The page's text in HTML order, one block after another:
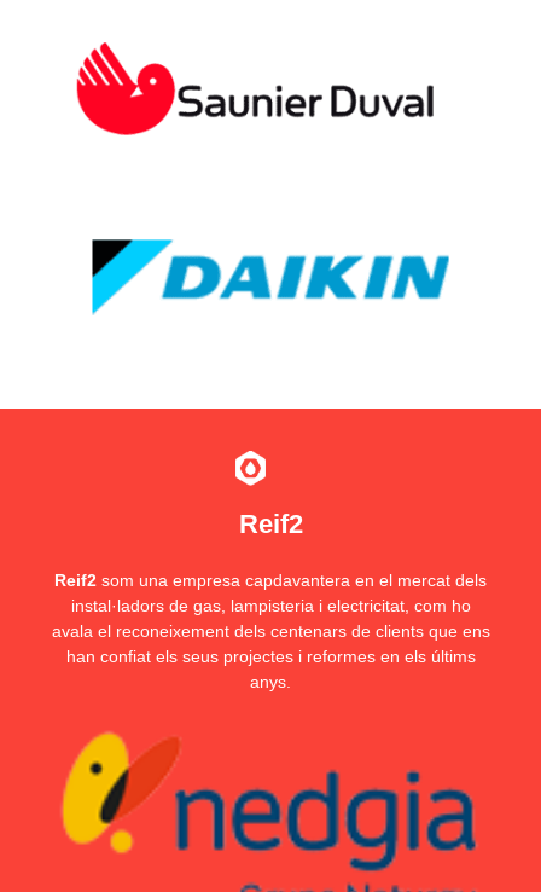
Reif2
Reif2 som una empresa capdavantera en el mercat dels
instal·ladors de gas, lampisteria i electricitat, com ho
avala el reconeixement dels centenars de clients que ens
han confiat els seus projectes i reformes en els últims
anys.